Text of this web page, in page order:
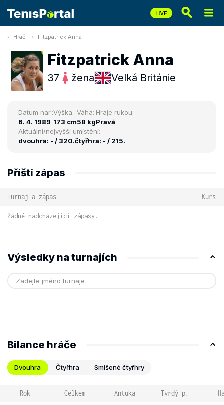
Hráči Fitzpatrick Anna
Fitzpatrick Anna
37 žena Velká Británie
Datum nar.:
6. 4. 1989
Výška:
173 cm
Váha:
58 kg
Hraje rukou:
Pravá
Aktuální/nejvyšší umístění:
dvouhra: - / 320.čtyřhra: - / 215.
Příští zápas
Turnaj a zápas Kurs
Žádné nadcházející zápasy.
Výsledky na turnajích
Bilance hráče
Dvouhra Čtyřhra Smíšené čtyřhry
Rok Celkem Antuka Tvrdý p.